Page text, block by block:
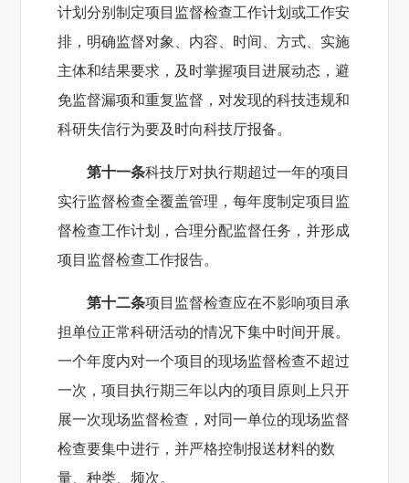
计划分别制定项目监督检查工作计划或工作安
排，明确监督对象、内容、时间、方式、实施
主体和结果要求，及时掌握项目进展动态，避
免监督漏项和重复监督，对发现的科技违规和
科研失信行为要及时向科技厅报备。
第十一条科技厅对执行期超过一年的项目
实行监督检查全覆盖管理，每年度制定项目监
督检查工作计划，合理分配监督任务，并形成
项目监督检查工作报告。
第十二条项目监督检查应在不影响项目承
担单位正常科研活动的情况下集中时间开展。
一个年度内对一个项目的现场监督检查不超过
一次，项目执行期三年以内的项目原则上只开
展一次现场监督检查，对同一单位的现场监督
检查要集中进行，并严格控制报送材料的数
量、种类、频次。